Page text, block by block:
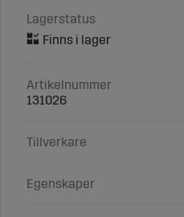
Lagerstatus
Artikelnummer
131026
Tillverkare
Egenskaper